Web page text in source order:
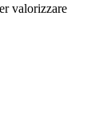
valorizzare